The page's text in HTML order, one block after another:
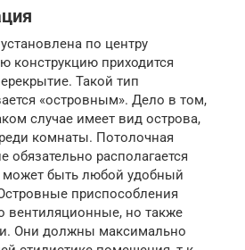
по центру
конструкцию приходится
Такой тип
«островным». Дело в том,
случае имеет вид острова,
комнаты. Потолочная
обязательно располагается
может быть любой удобный
приспособления
вентиляционные, но также
Они должны максимально